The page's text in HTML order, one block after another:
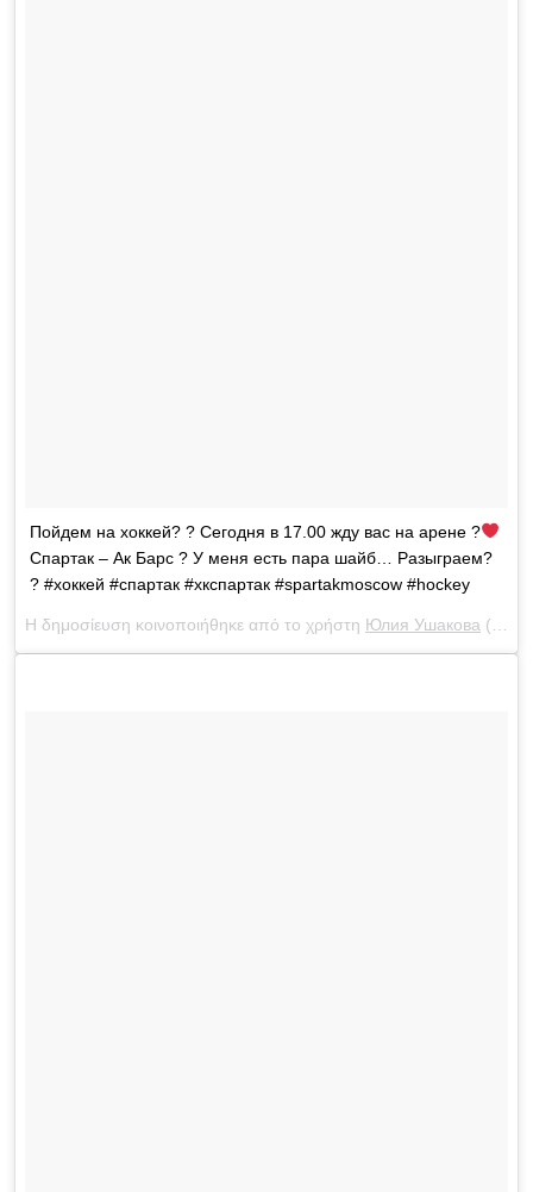
Пойдем на хоккей? ? Сегодня в 17.00 жду вас на арене ?
Спартак – Ак Барс ? У меня есть пара шайб… Разыграем?
? #хоккей #спартак #хкспартак #spartakmoscow #hockey
Η δημοσίευση κοινοποιήθηκε από το χρήστη Юлия Ушакова (@yulia_ushakova) στις